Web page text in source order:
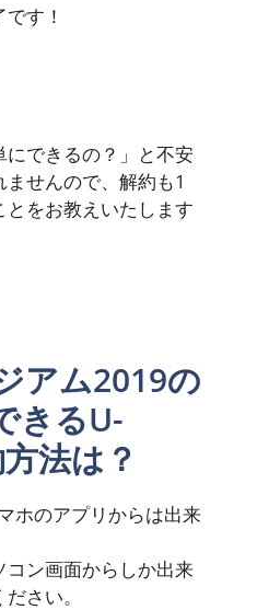
す！
できるの？」と不安
せんので、解約も1
をお教えいたします
アム2019の
きるU-
法は？
ホのアプリからは出来
ン画面からしか出来
さい。